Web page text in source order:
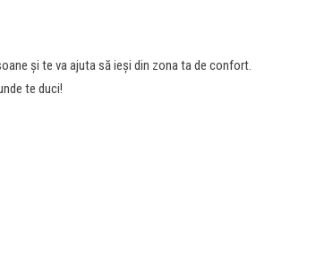
și te va ajuta să ieși din zona ta de confort.
te duci!